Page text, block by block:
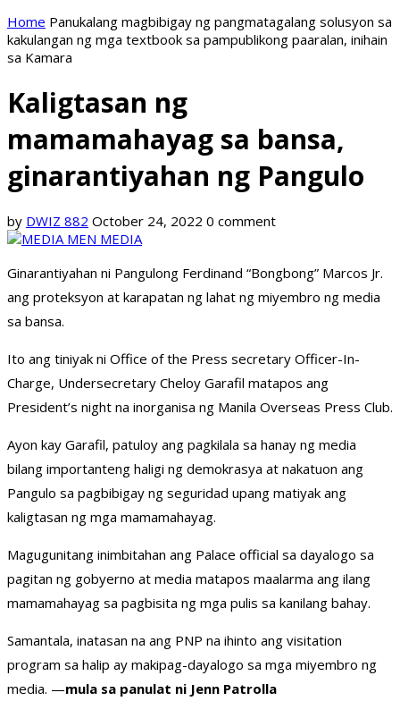
Home Panukalang magbibigay ng pangmatagalang solusyon sa
kakulangan ng mga textbook sa pampublikong paaralan, inihain
sa Kamara
Kaligtasan ng
mamamahayag sa bansa,
ginarantiyahan ng Pangulo
by DWIZ 882 October 24, 2022 0 comment
Ginarantiyahan ni Pangulong Ferdinand “Bongbong” Marcos Jr.
ang proteksyon at karapatan ng lahat ng miyembro ng media
sa bansa.
Ito ang tiniyak ni Office of the Press secretary Officer-In-
Charge, Undersecretary Cheloy Garafil matapos ang
President’s night na inorganisa ng Manila Overseas Press Club.
Ayon kay Garafil, patuloy ang pagkilala sa hanay ng media
bilang importanteng haligi ng demokrasya at nakatuon ang
Pangulo sa pagbibigay ng seguridad upang matiyak ang
kaligtasan ng mga mamamahayag.
Magugunitang inimbitahan ang Palace official sa dayalogo sa
pagitan ng gobyerno at media matapos maalarma ang ilang
mamamahayag sa pagbisita ng mga pulis sa kanilang bahay.
Samantala, inatasan na ang PNP na ihinto ang visitation
program sa halip ay makipag-dayalogo sa mga miyembro ng
media. —mula sa panulat ni Jenn Patrolla